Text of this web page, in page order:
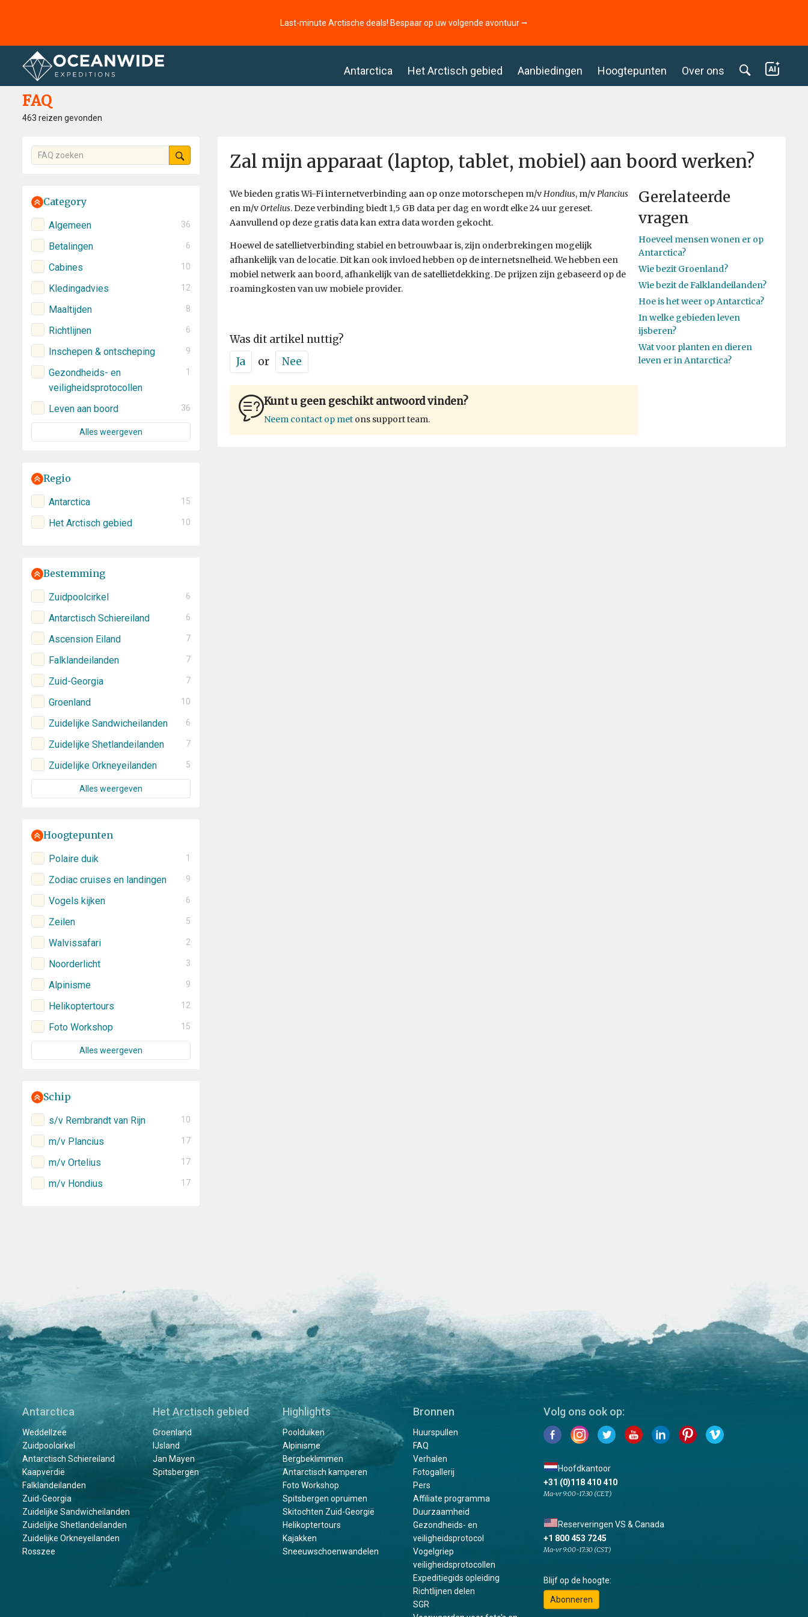
Last-minute Arctische deals! Bespaar op uw volgende avontuur ⭢
Antarctica Het Arctisch gebied Aanbiedingen Hoogtepunten Over ons
Home FAQ
FAQ
463 reizen gevonden
Category
Algemeen 36
Betalingen 6
Cabines 10
Kledingadvies 12
Maaltijden 8
Richtlijnen 6
Inschepen & ontscheping 9
Gezondheids- en
veiligheidsprotocollen
1
Leven aan boord 36
Alles weergeven
Regio
Antarctica 15
Het Arctisch gebied 10
Bestemming
Zuidpoolcirkel 6
Antarctisch Schiereiland 6
Ascension Eiland 7
Falklandeilanden 7
Zuid-Georgia 7
Groenland 10
Zuidelijke Sandwicheilanden 6
Zuidelijke Shetlandeilanden 7
Zuidelijke Orkneyeilanden 5
Alles weergeven
Hoogtepunten
Polaire duik 1
Zodiac cruises en landingen 9
Vogels kijken 6
Zeilen 5
Walvissafari 2
Noorderlicht 3
Alpinisme 9
Helikoptertours 12
Foto Workshop 15
Alles weergeven
Schip
s/v Rembrandt van Rijn 10
m/v Plancius 17
m/v Ortelius 17
m/v Hondius 17
Zal mijn apparaat (laptop, tablet, mobiel) aan boord werken?
We bieden gratis Wi-Fi internetverbinding aan op onze motorschepen m/vHondius, m/vPlancius
en m/vOrtelius. Deze verbinding biedt 1,5 GB data per dag en wordt elke 24 uur gereset.
Aanvullend op deze gratis data kan extra data worden gekocht.
Hoewel de satellietverbinding stabiel en betrouwbaar is, zijn onderbrekingen mogelijk
afhankelijk van de locatie. Dit kan ook invloed hebben op de internetsnelheid. We hebben een
mobiel netwerk aan boord, afhankelijk van de satellietdekking. De prijzen zijn gebaseerd op de
roamingkosten van uw mobiele provider.
Was dit artikel nuttig?
Ja
or Nee
Kunt u geen geschikt antwoord vinden?
Neem contact op met ons support team.
Gerelateerde
vragen
Hoeveel mensen wonen er op
Antarctica?
Wie bezit Groenland?
Wie bezit de Falklandeilanden?
Hoe is het weer op Antarctica?
In welke gebieden leven
ijsberen?
Wat voor planten en dieren
leven er in Antarctica?
Antarctica
Weddellzee
Zuidpoolcirkel
Antarctisch Schiereiland
Kaapverdië
Falklandeilanden
Zuid-Georgia
Zuidelijke Sandwicheilanden
Zuidelijke Shetlandeilanden
Zuidelijke Orkneyeilanden
Rosszee
Het Arctisch gebied
Groenland
IJsland
Jan Mayen
Spitsbergen
Highlights
Poolduiken
Alpinisme
Bergbeklimmen
Antarctisch kamperen
Foto Workshop
Spitsbergen opruimen
Skitochten Zuid-Georgië
Helikoptertours
Kajakken
Sneeuwschoenwandelen
Bronnen
Huurspullen
FAQ
Verhalen
Fotogallerij
Pers
Affiliate programma
Duurzaamheid
Gezondheids- en
veiligheidsprotocol
Vogelgriep
veiligheidsprotocollen
Expeditiegids opleiding
Richtlijnen delen
SGR
Volg ons ook op:
Hoofdkantoor
+31 (0)118 410 410
Ma-vr 9:00-17:30 (CET)
Reserveringen VS & Canada
+1 800 453 7245
Ma-vr 9:00-17:30 (CST)
Blijf op de hoogte:
Abonneren